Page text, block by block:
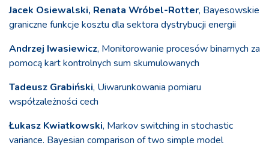
Jacek Osiewalski, Renata Wróbel-Rotter, Bayesowskie
graniczne funkcje kosztu dla sektora dystrybucji energii
Andrzej Iwasiewicz, Monitorowanie procesów binarnych za
pomocą kart kontrolnych sum skumulowanych
Tadeusz Grabiński, Uiwarunkowania pomiaru
współzależności cech
Łukasz Kwiatkowski, Markov switching in stochastic
variance. Bayesian comparison of two simple model